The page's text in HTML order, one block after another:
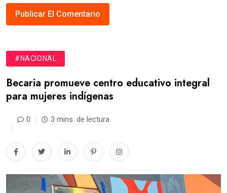
#NACIONAL
Becaria promueve centro educativo integral
para mujeres indígenas
0 3 mins. de lectura